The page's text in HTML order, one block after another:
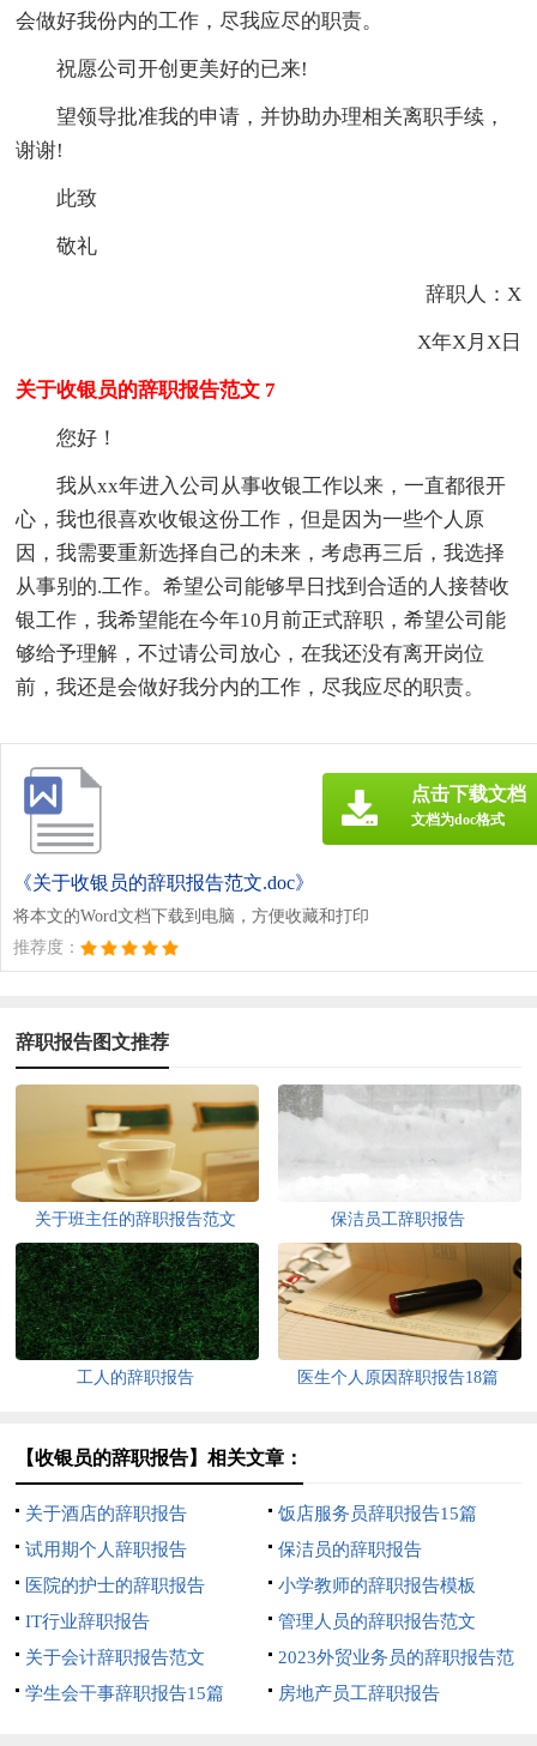
会做好我份内的工作，尽我应尽的职责。
祝愿公司开创更美好的已来!
望领导批准我的申请，并协助办理相关离职手续，
谢谢!
此致
敬礼
辞职人：X
X年X月X日
关于收银员的辞职报告范文 7
您好！
我从xx年进入公司从事收银工作以来，一直都很开
心，我也很喜欢收银这份工作，但是因为一些个人原
因，我需要重新选择自己的未来，考虑再三后，我选择
从事别的.工作。希望公司能够早日找到合适的人接替收
银工作，我希望能在今年10月前正式辞职，希望公司能
够给予理解，不过请公司放心，在我还没有离开岗位
前，我还是会做好我分内的工作，尽我应尽的职责。
《关于收银员的辞职报告范文.doc》
将本文的Word文档下载到电脑，方便收藏和打印
推荐度：
点击下载文档
文档为doc格式
辞职报告图文推荐
关于班主任的辞职报告范文 保洁员工辞职报告
工人的辞职报告 医生个人原因辞职报告18篇
【收银员的辞职报告】相关文章：
关于酒店的辞职报告
饭店服务员辞职报告15篇
试用期个人辞职报告
保洁员的辞职报告
医院的护士的辞职报告
小学教师的辞职报告模板
IT行业辞职报告
管理人员的辞职报告范文
关于会计辞职报告范文
2023外贸业务员的辞职报告范
文
学生会干事辞职报告15篇 房地产员工辞职报告